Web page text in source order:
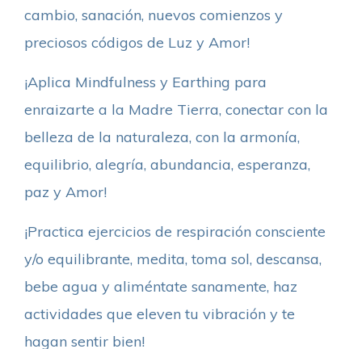
cambio, sanación, nuevos comienzos y
preciosos códigos de Luz y Amor!
¡Aplica Mindfulness y Earthing para
enraizarte a la Madre Tierra, conectar con la
belleza de la naturaleza, con la armonía,
equilibrio, alegría, abundancia, esperanza,
paz y Amor!
¡Practica ejercicios de respiración consciente
y/o equilibrante, medita, toma sol, descansa,
bebe agua y aliméntate sanamente, haz
actividades que eleven tu vibración y te
hagan sentir bien!